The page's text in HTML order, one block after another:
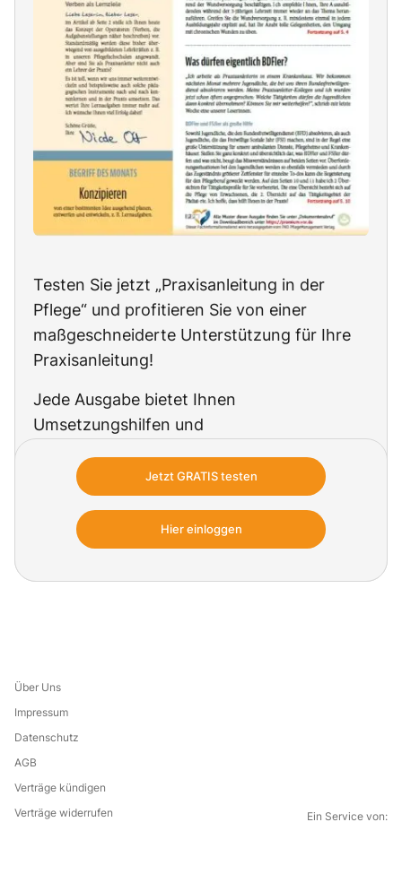
Testen Sie jetzt „Praxisanleitung in der
Pflege“ und profitieren Sie von einer
maßgeschneiderte Unterstützung für Ihre
Praxisanleitung!
Jede Ausgabe bietet Ihnen
Umsetzungshilfen und
ausbildungsrelevanten Inhalten, Tipps zur
Organisation der Ausbildung sowie zur
erfolgreichen Motivation und Führung ihrer
Azubis.
Jetzt GRATIS testen
Hier einloggen
Über Uns
Impressum
Datenschutz
AGB
Verträge kündigen
Verträge widerrufen
Ein Service von: